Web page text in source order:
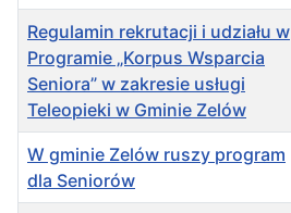
Regulamin rekrutacji i udziału w
Programie „Korpus Wsparcia
Seniora” w zakresie usługi
Teleopieki w Gminie Zelów
W gminie Zelów ruszy program
dla Seniorów